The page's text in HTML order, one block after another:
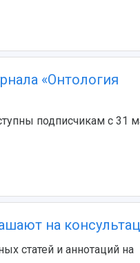
«Онтология
подписчикам с 31
на
статей и аннотаций на